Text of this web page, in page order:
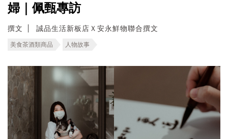
婦｜佩甄專訪
撰文 誠品生活新板店Ｘ安永鮮物聯合撰文
美食茶酒類商品 人物故事